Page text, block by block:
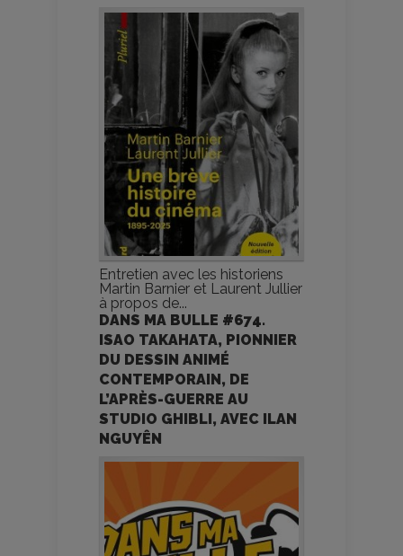
Entretien avec les historiens
Martin Barnier et Laurent Jullier
à propos de...
DANS MA BULLE #674.
ISAO TAKAHATA, PIONNIER
DU DESSIN ANIMÉ
CONTEMPORAIN, DE
L’APRÈS-GUERRE AU
STUDIO GHIBLI, AVEC ILAN
NGUYÊN